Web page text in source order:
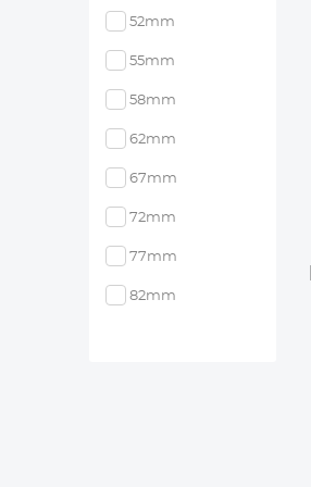
52mm
55mm
58mm
62mm
67mm
72mm
77mm
82mm